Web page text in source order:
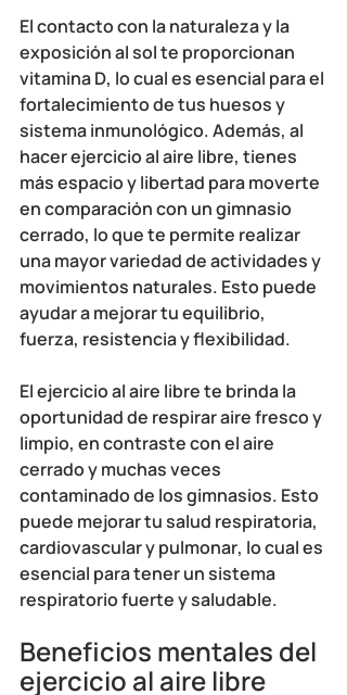
El contacto con la naturaleza y la
exposición al sol te proporcionan
vitamina D, lo cual es esencial para el
fortalecimiento de tus huesos y
sistema inmunológico. Además, al
hacer ejercicio al aire libre, tienes
más espacio y libertad para moverte
en comparación con un gimnasio
cerrado, lo que te permite realizar
una mayor variedad de actividades y
movimientos naturales. Esto puede
ayudar a mejorar tu equilibrio,
fuerza, resistencia y flexibilidad.
El ejercicio al aire libre te brinda la
oportunidad de respirar aire fresco y
limpio, en contraste con el aire
cerrado y muchas veces
contaminado de los gimnasios. Esto
puede mejorar tu salud respiratoria,
cardiovascular y pulmonar, lo cual es
esencial para tener un sistema
respiratorio fuerte y saludable.
Beneficios mentales del
ejercicio al aire libre